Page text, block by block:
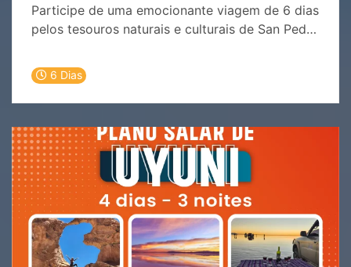
Participe de uma emocionante viagem de 6 dias
pelos tesouros naturais e culturais de San Pedro
céus estrelados e as tradições milenares que
tornam este destino único no mundo.
Experimente a beleza do Valle de la Luna, a
vastidão do Salar de Atacama e as
deslumbrantes lagoas altiplânicas. Reserve
agora e explore um dos destinos mais
fascinantes do planeta!
6 Dias